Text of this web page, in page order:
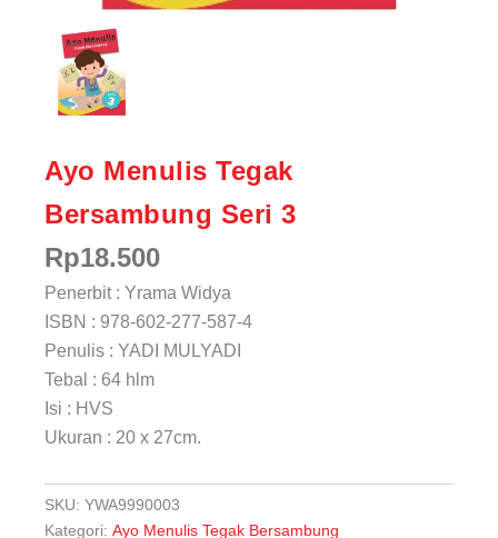
Ayo Menulis Tegak
Bersambung Seri 3
Rp18.500
Penerbit : Yrama Widya
ISBN : 978-602-277-587-4
Penulis : YADI MULYADI
Tebal : 64 hlm
Isi : HVS
Ukuran : 20 x 27cm.
SKU: YWA9990003
Kategori: Ayo Menulis Tegak Bersambung